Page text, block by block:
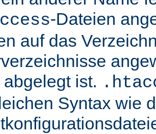
-Dateien
auf das
ist.
Syntax wie